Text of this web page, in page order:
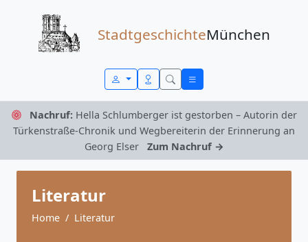
StadtgeschichteMünchen
Nachruf: Hella Schlumberger ist gestorben – Autorin der
Türkenstraße-Chronik und Wegbereiterin der Erinnerung an
Georg Elser
Zum Nachruf →
Literatur
Home Literatur